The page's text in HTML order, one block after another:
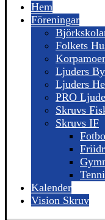
Hem
Föreningar
Folkets
Ljuders
Ljuders
PRO
Skruvs
Skruvs IF
Kalender
Vision Skruv